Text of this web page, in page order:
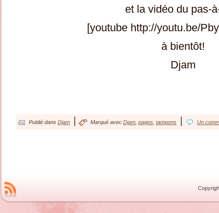
et la vidéo du pas-
[youtube http://youtu.be/
à bientôt!
Djam
Publié dans Djam Marqué avec Djam pages tampons Un